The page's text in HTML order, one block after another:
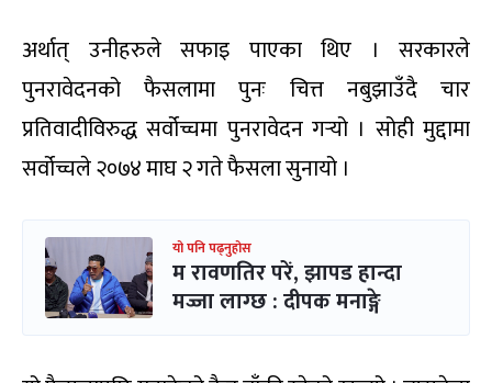
अर्थात् उनीहरुले सफाइ पाएका थिए । सरकारले
पुनरावेदनको फैसलामा पुनः चित्त नबुझाउँदै चार
प्रतिवादीविरुद्ध सर्वोच्चमा पुनरावेदन गर्‍यो । सोही मुद्दामा
सर्वोच्चले २०७४ माघ २ गते फैसला सुनायो ।
यो पनि पढ्नुहोस
म रावणतिर परें, झापड हान्दा
मज्जा लाग्छ : दीपक मनाङ्गे